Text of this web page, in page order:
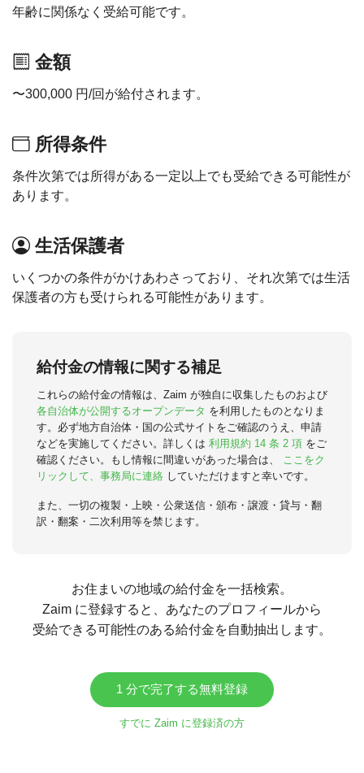
年齢に関係なく受給可能です。
金額
〜300,000 円/回が給付されます。
所得条件
条件次第では所得がある一定以上でも受給できる可能性が
あります。
生活保護者
いくつかの条件がかけあわさっており、それ次第では生活
保護者の方も受けられる可能性があります。
給付金の情報に関する補足
これらの給付金の情報は、Zaim が独自に収集したものおよび
各自治体が公開するオープンデータ を利用したものとなりま
す。必ず地方自治体・国の公式サイトをご確認のうえ、申請
などを実施してください。詳しくは 利用規約 14 条 2 項 をご
確認ください。もし情報に間違いがあった場合は、
ここをク
リックして、事務局に連絡 していただけますと幸いです。
また、一切の複製・上映・公衆送信・頒布・譲渡・貸与・翻
訳・翻案・二次利用等を禁じます。
お住まいの地域の給付金を一括検索。
Zaim に登録すると、あなたのプロフィールから
受給できる可能性のある給付金を自動抽出します。
1 分で完了する無料登録
すでに Zaim に登録済の方